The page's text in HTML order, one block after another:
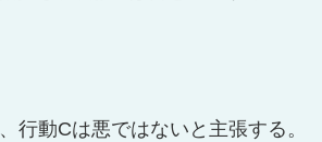
行動Cは悪ではないと主張する。